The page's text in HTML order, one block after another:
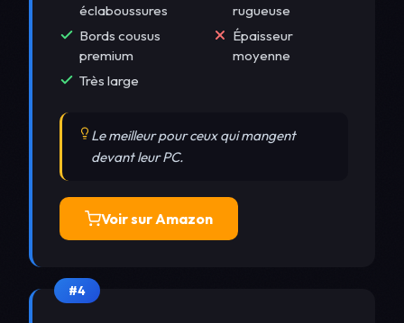
éclaboussures
Bords cousus
premium
Très large
rugueuse
Épaisseur
moyenne
Le meilleur pour ceux qui mangent
devant leur PC.
Voir sur Amazon
#4